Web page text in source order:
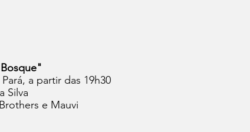
a partir das 19h30
Silva
e Mauvi